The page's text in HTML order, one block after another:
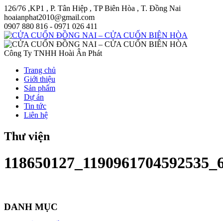
126/76 ,KP1 , P. Tân Hiệp , TP Biên Hòa , T. Đồng Nai
hoaianphat2010@gmail.com
0907 880 816 - 0971 026 411
Công Ty TNHH Hoài Ân Phát
Trang chủ
Giới thiệu
Sản phẩm
Dự án
Tin tức
Liên hệ
Thư viện
DANH MỤC